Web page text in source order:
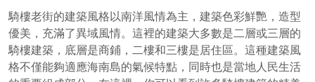
騎樓老街的建築風格以南洋風情為主，建築色彩鮮艷，造型
優美，充滿了異域風情。這裡的建築大多數是二層或三層的
騎樓建築，底層是商鋪，二樓和三樓是居住區。這種建築風
格不僅能夠適應海南島的氣候特點，同時也是當地人民生活